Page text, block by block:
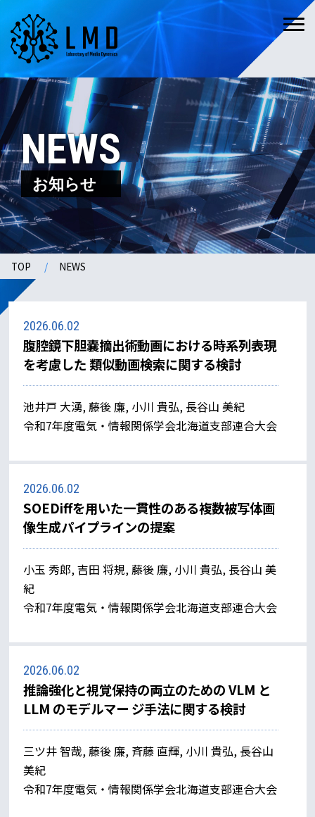
NEWS
お知らせ
TOP NEWS
2026.06.02
腹腔鏡下胆嚢摘出術動画における時系列表現
を考慮した 類似動画検索に関する検討
池井戸 大湧, 藤後 廉, 小川 貴弘, 長谷山 美紀
令和7年度電気・情報関係学会北海道支部連合大会
2026.06.02
SOEDiffを用いた一貫性のある複数被写体画
像生成パイプラインの提案
小玉 秀郎, 吉田 将規, 藤後 廉, 小川 貴弘, 長谷山 美
紀
令和7年度電気・情報関係学会北海道支部連合大会
2026.06.02
推論強化と視覚保持の両立のための VLM と
LLM のモデルマー ジ手法に関する検討
三ツ井 智哉, 藤後 廉, 斉藤 直輝, 小川 貴弘, 長谷山
美紀
令和7年度電気・情報関係学会北海道支部連合大会